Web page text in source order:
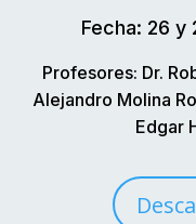
Fecha: 26 y
Profesores: Dr.
Alejandro Molina
Edgar